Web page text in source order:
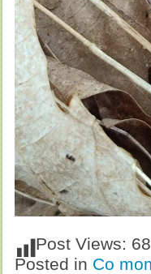
Post Views:
Posted in Co